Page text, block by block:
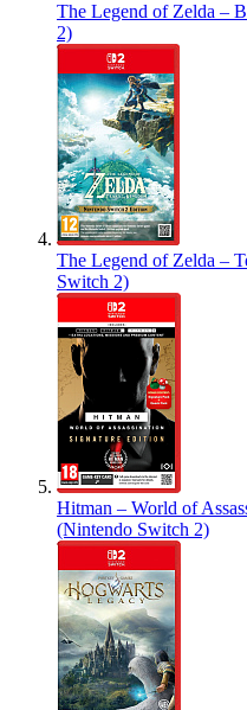
The Legend of Zelda –
2)
The Legend of Zelda –
Switch 2)
Hitman – World of
(Nintendo Switch 2)